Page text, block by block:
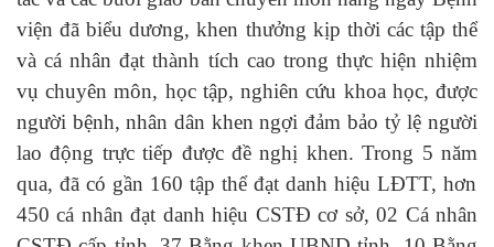
viện đã biểu dương, khen thưởng kịp thời các tập thể
và cá nhân đạt thành tích cao trong thực hiện nhiệm
vụ chuyên môn, học tập, nghiên cứu khoa học, được
người bệnh, nhân dân khen ngợi đảm bảo tỷ lệ người
lao động trực tiếp được đề nghị khen. Trong 5 năm
qua, đã có gần 160 tập thể đạt danh hiệu LĐTT, hơn
450 cá nhân đạt danh hiệu CSTĐ cơ sở, 02 Cá nhân